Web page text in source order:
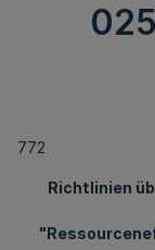
772
Richtlinien